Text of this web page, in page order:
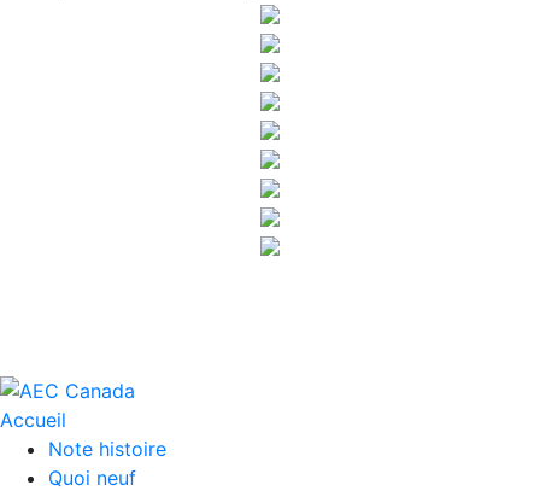
Accueil
Note histoire
Quoi neuf